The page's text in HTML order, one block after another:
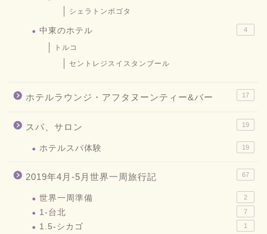
シェラトンボゴタ
中東のホテル 4
トルコ
セントレジスイスタンブール
ホテルラウンジ・アフタヌーンティー&バー 17
スパ、サロン 19
ホテルスパ体験 19
2019年4月-5月世界一周旅行記 67
世界一周準備 2
1-台北 7
1.5-シカゴ 1